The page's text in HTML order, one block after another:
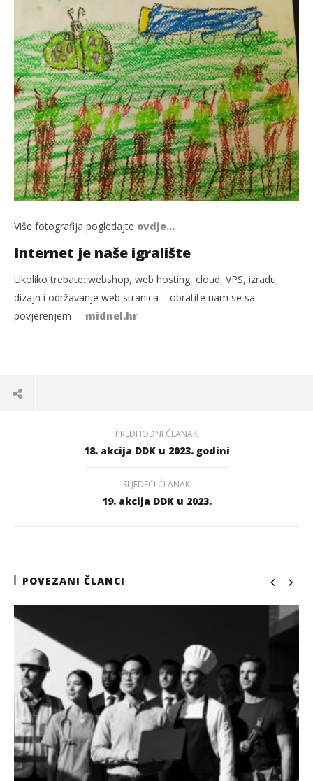
Više fotografija pogledajte ovdje…
Internet je naše igralište
Ukoliko trebate: webshop, web hosting, cloud, VPS, izradu,
dizajn i održavanje web stranica – obratite nam se sa
povjerenjem – midnel.hr
PREDHODNI ČLANAK
18. akcija DDK u 2023. godini
SLJEDEĆI ČLANAK
19. akcija DDK u 2023.
POVEZANI ČLANCI